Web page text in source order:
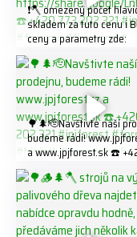
❗️🪓 omezený počet
skladem za tuto cenu ℹ️
ceny a parametry zde:
K8W5t7i6o ☎️ +420 773
321 #jpjforest #forsmw
#firewood #
🌳🌲🫡Navštivte naší
budeme rádi!
a www.jpjforest.sk ☎️
#biojack #regon